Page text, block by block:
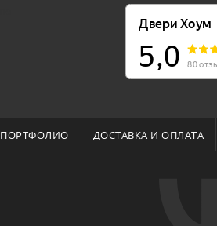
ПОРТФОЛИО ДОСТАВКА И ОПЛАТА